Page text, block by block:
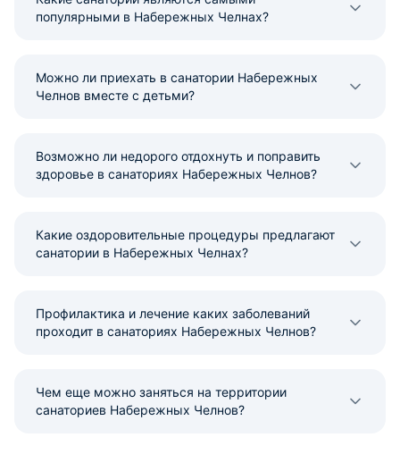
популярными в Набережных Челнах?
Можно ли приехать в санатории Набережных
Челнов вместе с детьми?
Возможно ли недорого отдохнуть и поправить
здоровье в санаториях Набережных Челнов?
Какие оздоровительные процедуры предлагают
санатории в Набережных Челнах?
Профилактика и лечение каких заболеваний
проходит в санаториях Набережных Челнов?
Чем еще можно заняться на территории
санаториев Набережных Челнов?